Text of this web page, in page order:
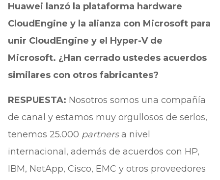
Huawei lanzó la plataforma hardware
CloudEngine y la alianza con Microsoft para
unir CloudEngine y el Hyper-V de
Microsoft. ¿Han cerrado ustedes acuerdos
similares con otros fabricantes?
RESPUESTA: Nosotros somos una compañía
de canal y estamos muy orgullosos de serlos,
tenemos 25.000 partnersa nivel
internacional, además de acuerdos con HP,
IBM, NetApp, Cisco, EMC y otros proveedores